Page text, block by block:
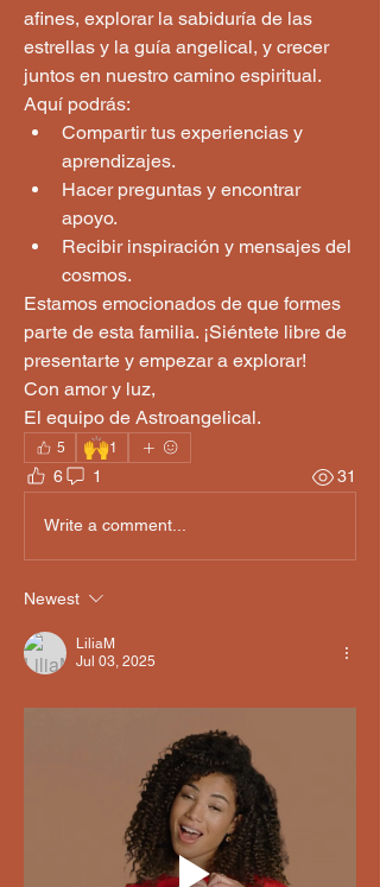
afines, explorar la sabiduría de las
estrellas y la guía angelical, y crecer
juntos en nuestro camino espiritual.
Aquí podrás:
Compartir tus experiencias y
aprendizajes.
Hacer preguntas y encontrar
apoyo.
Recibir inspiración y mensajes del
cosmos.
Estamos emocionados de que formes
parte de esta familia. ¡Siéntete libre de
presentarte y empezar a explorar!
Con amor y luz,
El equipo de Astroangelical.
5 🙌1
6 1 31
Write a comment...
Newest
LiliaM
Jul 03, 2025